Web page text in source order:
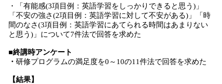
・「有能感(3項目例：英語学習をしっかりできると思う)」
「不安の強さ(2項目例：英語学習に対して不安がある)」「時
間のなさ(3項目例：英語学習にあてられる時間はあまりない
と思う)」について7件法で回答を求めた
■終講時アンケート
・ 研修プログラムの満足度を0～10の11件法で回答を求めた
【結果】